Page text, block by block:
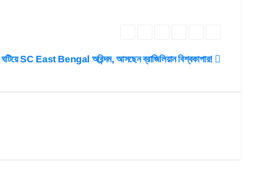
ঘটিয়ে SC East Bengal অরিন্দম, আসছেন ব্রাজিলিয়ান বিশ্বকাপার!